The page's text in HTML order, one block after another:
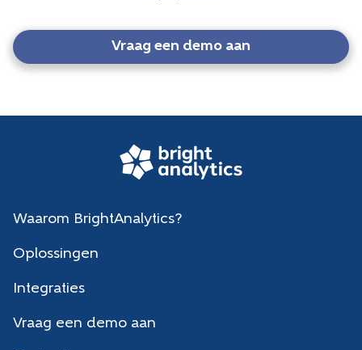
Vraag een demo aan
Waarom BrightAnalytics?
Oplossingen
Integraties
Vraag een demo aan